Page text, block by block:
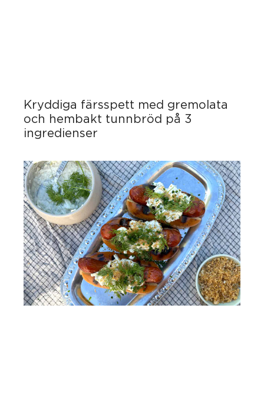
Kryddiga färsspett med gremolata
och hembakt tunnbröd på 3
ingredienser